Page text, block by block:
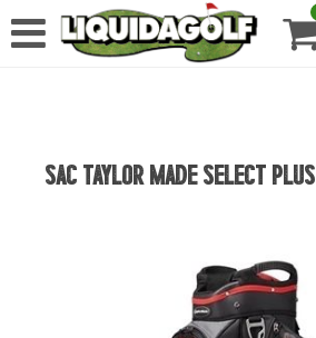
SAC TAYLOR MADE SELECT PLUS